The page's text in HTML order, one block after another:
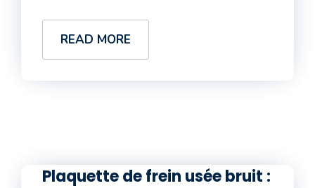
READ MORE
Plaquette de frein usée bruit :